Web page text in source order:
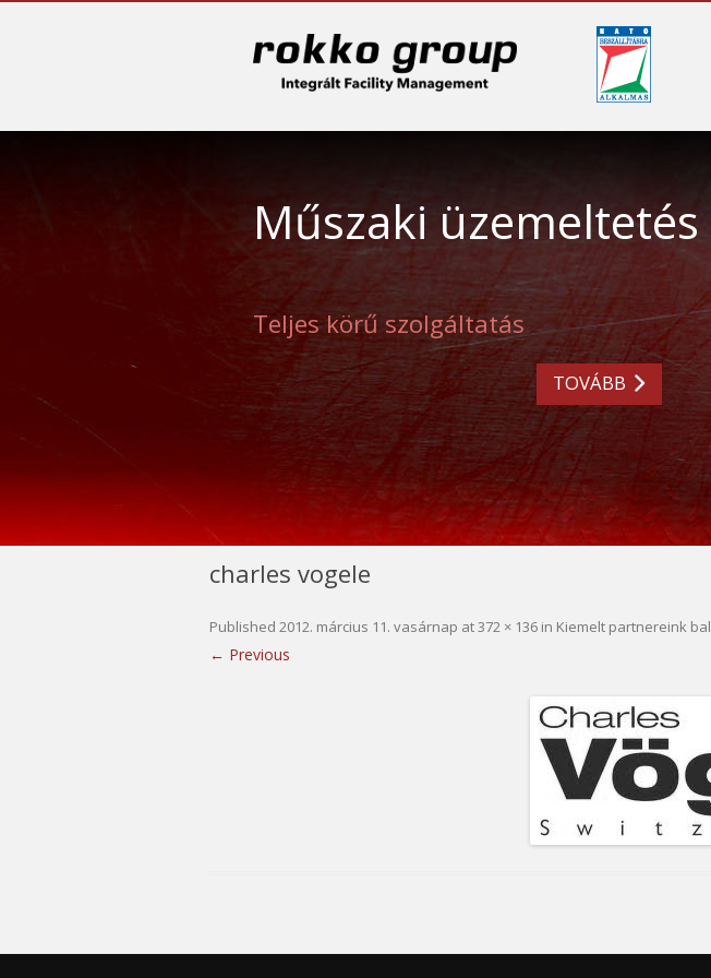
Skip to content
Műszaki üzemeltetés
Teljes körű szolgáltatás
TOVÁBB
charles vogele
Published 2012. március 11. vasárnap at372 × 136 in Kiemelt partnereink bal
← Previous